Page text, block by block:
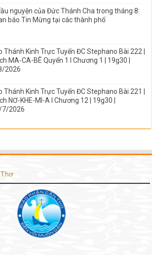
nguyện của Đức Thánh Cha trong tháng 8:
báo Tin Mừng tại các thành phố
Thánh Kinh Trực Tuyến ĐC Stephano Bài 222 |
MA-CA-BÊ Quyển 1 I Chương 1 | 19g30 |
2026
Thánh Kinh Trực Tuyến ĐC Stephano Bài 221 |
NƠ-KHE-MI-A I Chương 12 | 19g30 |
7/2026